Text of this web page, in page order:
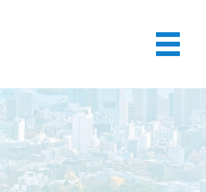
メ